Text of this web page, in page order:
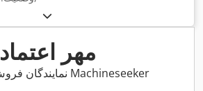
مهر اعتماد
نمایندگان فروش مورد تأیید Machineseeker